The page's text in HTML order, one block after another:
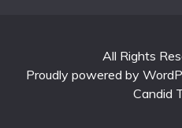
All Rights
Proudly powered by
Candid